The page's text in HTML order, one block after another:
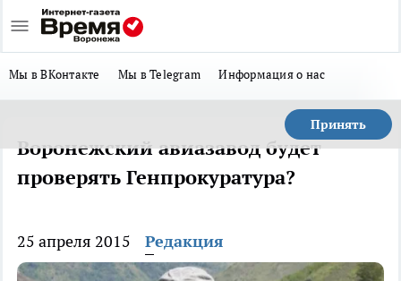
Мы в ВКонтакте Мы в Telegram Информация о нас
Принять
Воронежский авиазавод будет
проверять Генпрокуратура?
25 апреля 2015 Редакция